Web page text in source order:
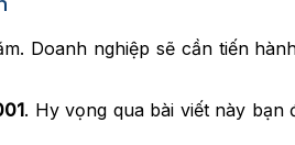
Doanh nghiệp sẽ cần tiến
. Hy vọng qua bài viết này